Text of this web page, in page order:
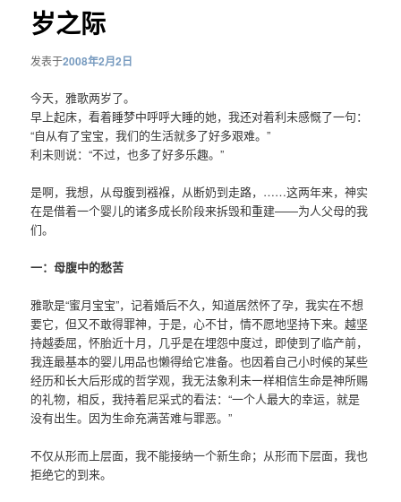
岁之际
发表于2008年2月2日
今天，雅歌两岁了。
早上起床，看着睡梦中呼呼大睡的她，我还对着利未感慨了一句：
“自从有了宝宝，我们的生活就多了好多艰难。”
利未则说：“不过，也多了好多乐趣。”
是啊，我想，从母腹到襁褓，从断奶到走路，……这两年来，神实
在是借着一个婴儿的诸多成长阶段来拆毁和重建——为人父母的我
们。
一：母腹中的愁苦
雅歌是“蜜月宝宝”，记着婚后不久，知道居然怀了孕，我实在不想
要它，但又不敢得罪神，于是，心不甘，情不愿地坚持下来。越坚
持越委屈，怀胎近十月，几乎是在埋怨中度过，即使到了临产前，
我连最基本的婴儿用品也懒得给它准备。也因着自己小时候的某些
经历和长大后形成的哲学观，我无法象利未一样相信生命是神所赐
的礼物，相反，我持着尼采式的看法：“一个人最大的幸运，就是
没有出生。因为生命充满苦难与罪恶。”
不仅从形而上层面，我不能接纳一个新生命；从形而下层面，我也
拒绝它的到来。